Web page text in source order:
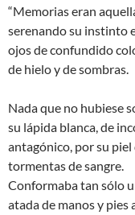
“Memorias eran
serenando su instinto
ojos de confundido
de hielo y de sombras.
Nada que no hubiese
su lápida blanca, de
antagónico, por su
tormentas de sangre.
Conformaba tan sólo
atada de manos y pies